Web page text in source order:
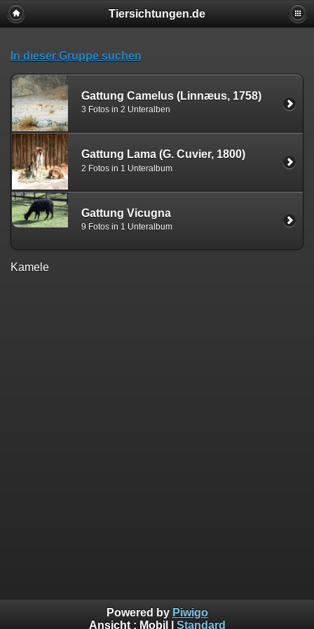
Tiersichtungen.de
In dieser Gruppe suchen
Gattung Camelus (Linnæus, 1758)
3 Fotos in 2 Unteralben
Gattung Lama (G. Cuvier, 1800)
2 Fotos in 1 Unteralbum
Gattung Vicugna
9 Fotos in 1 Unteralbum
Kamele
Powered by Piwigo
Ansicht : Mobil Standard